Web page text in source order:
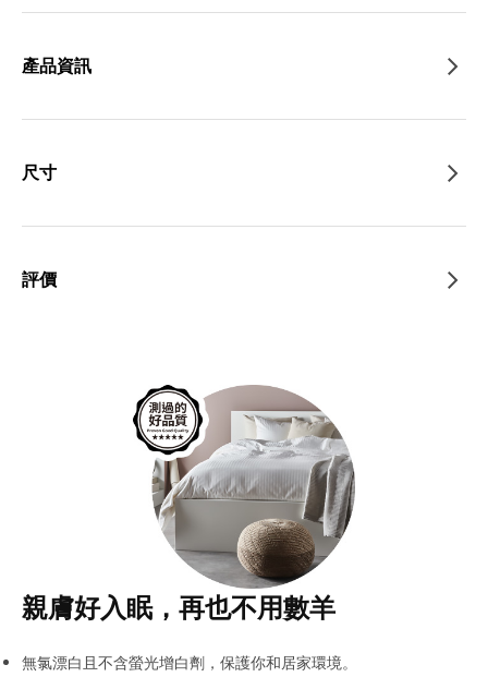
產品資訊
尺寸
評價
親膚好入眠，再也不用數羊
無氯漂白且不含螢光增白劑，保護你和居家環境。